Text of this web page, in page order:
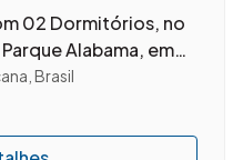
02 Dormitórios, no
Alabama, em
Brasil